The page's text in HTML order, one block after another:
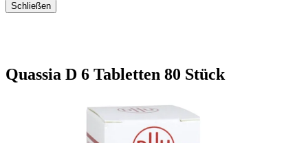
Schließen
Quassia D 6 Tabletten 80 Stück